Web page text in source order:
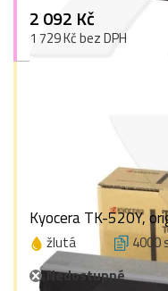
2 092 Kč
1 729 Kč bez DPH
Kyocera TK-520Y,
žlutá 4000
Nedostupné